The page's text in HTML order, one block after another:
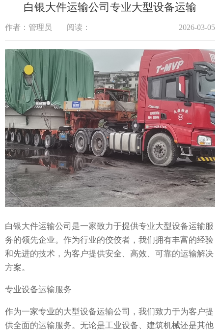
白银大件运输公司专业大型设备运输
作者：管理员 阅读： 2026-03-05
白银大件运输公司是一家致力于提供专业大型设备运输服
务的领先企业。作为行业的佼佼者，我们拥有丰富的经验
和先进的技术，为客户提供安全、高效、可靠的运输解决
方案。
专业设备运输服务
作为一家专业的大型设备运输公司，我们致力于为客户提
供全面的运输服务。无论是工业设备、建筑机械还是其他